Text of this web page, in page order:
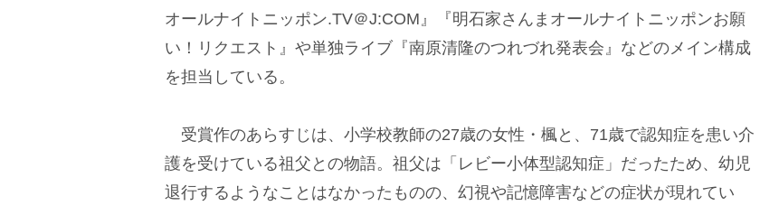
オールナイトニッポン.TV＠J:COM』『明石家さんまオールナイトニッポンお願
い！リクエスト』や単独ライブ『南原清隆のつれづれ発表会』などのメイン構成
を担当している。
受賞作のあらすじは、小学校教師の27歳の女性・楓と、71歳で認知症を患い介
護を受けている祖父との物語。祖父は「レビー小体型認知症」だったため、幼児
退行するようなことはなかったものの、幻視や記憶障害などの症状が現れてい